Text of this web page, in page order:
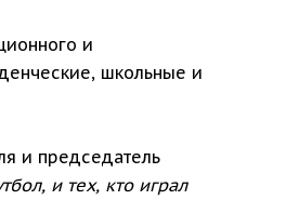
и
школьные и
и председатель
и тех, кто играл